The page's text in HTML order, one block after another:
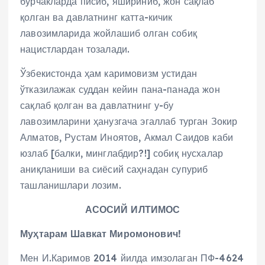
қолган ва давлатнинг катта-кичик
лавозимларида жойлашиб олган собиқ
нацистлардан тозалади.
Ўзбекистонда ҳам каримовизм устидан
ўтказилажак суддан кейин пана-панада жон
сақлаб қолган ва давлатнинг у-бу
лавозимларини ҳанузгача эгаллаб турган Зокир
Алматов, Рустам Иноятов, Акмал Саидов каби
юзлаб [балки, минглабдир?!] собиқ нусхалар
аниқланиши ва сиёсий саҳнадан супуриб
ташланишлари лозим.
АСОСИЙ ИЛТИМОС
Муҳтарам Шавкат Миромонович!
Мен И.Каримов 2014 йилда имзолаган ПФ-4624